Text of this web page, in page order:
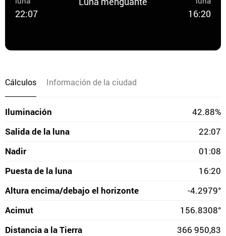
22:07 16:20
Cálculos Información de la ciudad
Iluminación
42.88%
Salida de la luna
22:07
Nadir
01:08
Puesta de la luna
16:20
Altura encima/debajo el horizonte
-4.2979°
Acimut
156.8308°
Distancia a la Tierra
366 950,83